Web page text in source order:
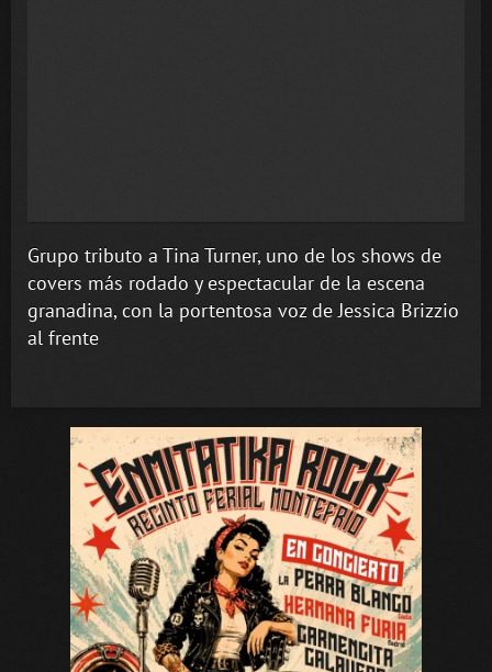
Grupo tributo a Tina Turner, uno de los shows de
covers más rodado y espectacular de la escena
granadina, con la portentosa voz de Jessica Brizzio
al frente